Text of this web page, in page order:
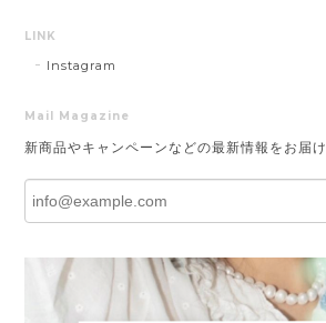
LINK
Instagram
Mail Magazine
新商品やキャンペーンなどの最新情報をお届け